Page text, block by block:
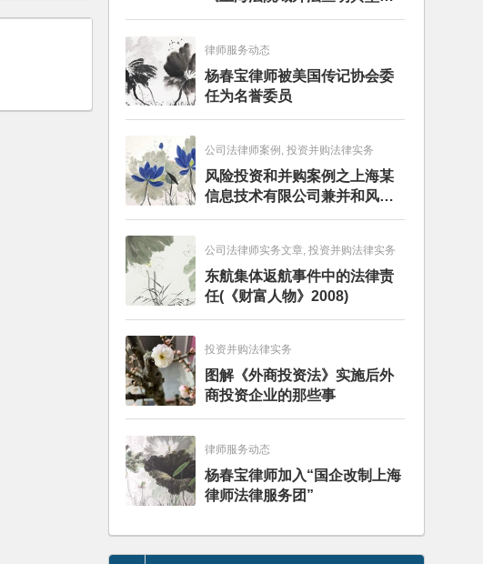
例》
律师服务动态
杨春宝律师被美国传记协会委
任为名誉委员
公司法律师案例, 投资并购法律实务
风险投资和并购案例之上海某
信息技术有限公司兼并和风险
投资服务
公司法律师实务文章, 投资并购法律实务
东航集体返航事件中的法律责
任(《财富人物》2008)
投资并购法律实务
图解《外商投资法》实施后外
商投资企业的那些事
律师服务动态
杨春宝律师加入“国企改制上海
律师法律服务团”